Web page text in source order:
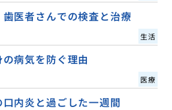
医者さんでの検査と治療
生活
病気を防ぐ理由
医療
内炎と過ごした一週間